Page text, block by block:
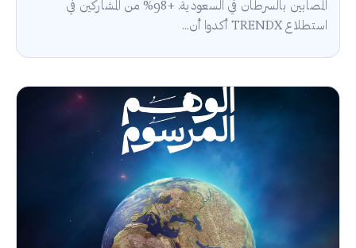
المصابين بالسرطان في السعودية. +98% من المشاركين في
استطلاع TRENDX أكدوا أن...